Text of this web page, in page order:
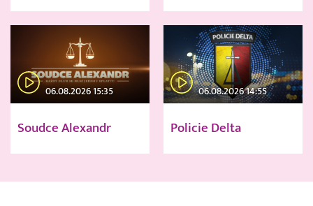
06.08.2026 15:35
Soudce Alexandr
06.08.2026 14:55
Policie Delta